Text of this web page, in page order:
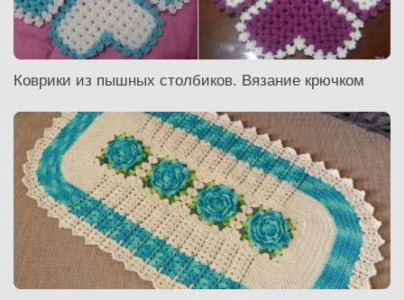
Коврики из пышных столбиков. Вязание крючком